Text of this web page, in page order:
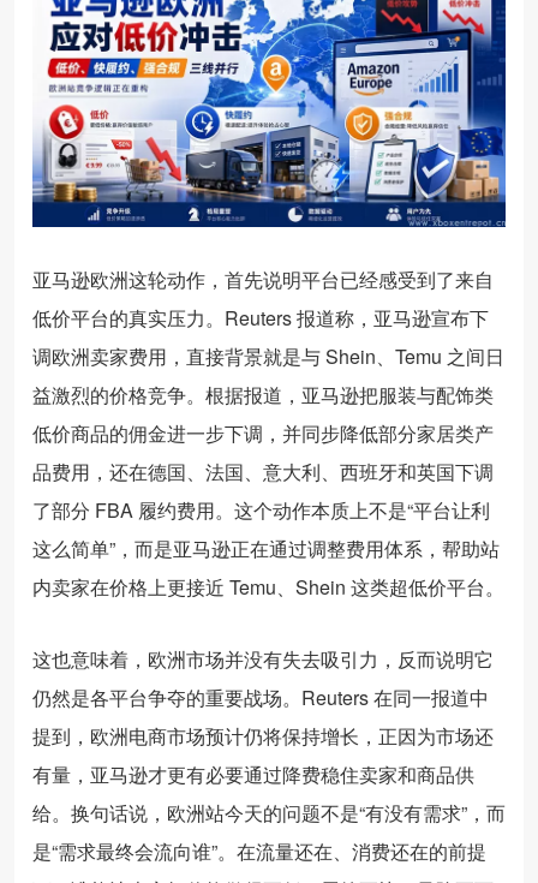
亚马逊欧洲这轮动作，首先说明平台已经感受到了来自
低价平台的真实压力。Reuters 报道称，亚马逊宣布下
调欧洲卖家费用，直接背景就是与 Shein、Temu 之间日
益激烈的价格竞争。根据报道，亚马逊把服装与配饰类
低价商品的佣金进一步下调，并同步降低部分家居类产
品费用，还在德国、法国、意大利、西班牙和英国下调
了部分 FBA 履约费用。这个动作本质上不是“平台让利
这么简单”，而是亚马逊正在通过调整费用体系，帮助站
内卖家在价格上更接近 Temu、Shein 这类超低价平台。
这也意味着，欧洲市场并没有失去吸引力，反而说明它
仍然是各平台争夺的重要战场。Reuters 在同一报道中
提到，欧洲电商市场预计仍将保持增长，正因为市场还
有量，亚马逊才更有必要通过降费稳住卖家和商品供
给。换句话说，欧洲站今天的问题不是“有没有需求”，而
是“需求最终会流向谁”。在流量还在、消费还在的前提